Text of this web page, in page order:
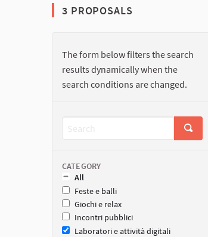
3 PROPOSALS
The form below filters the search
results dynamically when the
search conditions are changed.
CATEGORY
All
Feste e balli
Giochi e relax
Incontri pubblici
Laboratori e attività digitali